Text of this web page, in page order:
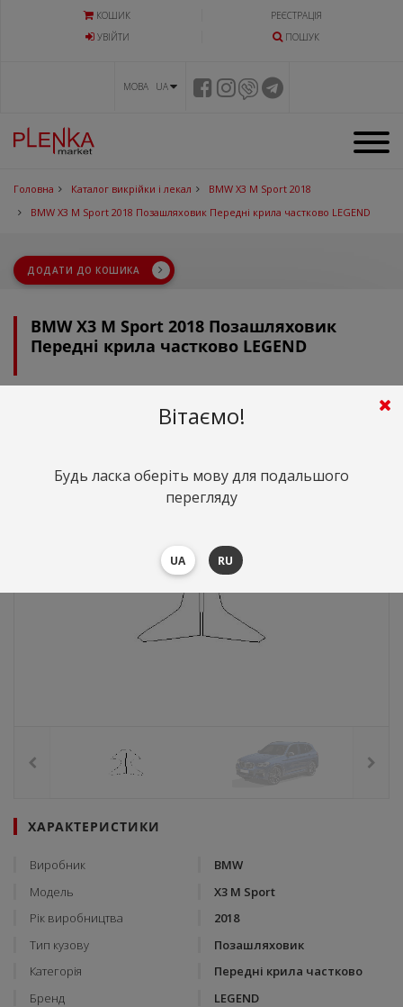
КОШИК
РЕЄСТРАЦІЯ
УВIЙТИ
ПОШУК
МОВА UA
Головна Каталог викрійки і лекал
BMW X3 M Sport 2018
BMW X3 M Sport 2018 Позашляховик Передні крила частково LEGEND
ДОДАТИ ДО КОШИКА
BMW X3 M Sport 2018 Позашляховик
Передні крила частково LEGEND
грн.
ХАРАКТЕРИСТИКИ
Виробник
BMW
Модель
X3 M Sport
Рік виробництва
2018
Тип кузову
Позашляховик
Категорія
Передні крила частково
Бренд
LEGEND
Вітаємо!
Будь ласка оберіть мову для подальшого
перегляду
UA RU